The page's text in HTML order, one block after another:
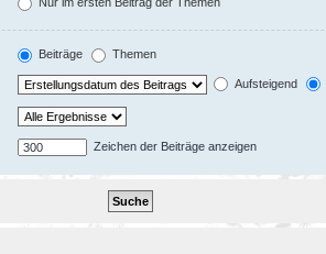
Nur im ersten Beitrag der Themen
Beiträge Themen
Aufsteigend
Zeichen der Beiträge anzeigen